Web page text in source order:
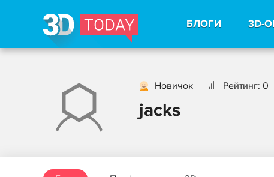
БЛОГИ 3D-
Новичок Рейтинг: 0
jacks